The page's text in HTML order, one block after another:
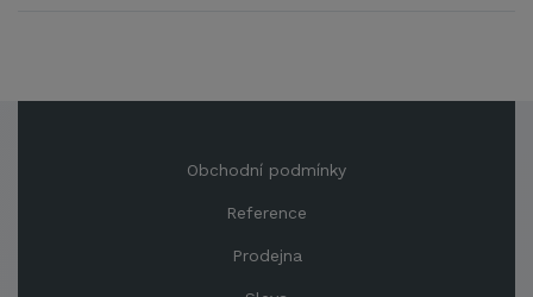
Obchodní podmínky
Reference
Prodejna